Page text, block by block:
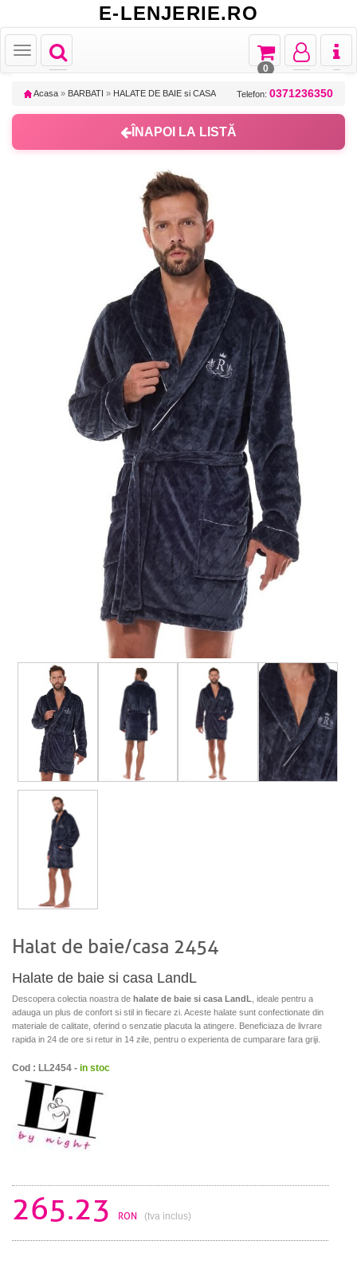
E-LENJERIE.RO
Toggle
navigation
Toggle
Toggle
navigation
Toggle
navigation
Toggle
navigation
0
Acasa » BARBATI » HALATE DE BAIE si CASA Telefon: 0371236350
ÎNAPOI LA LISTĂ
Halat de baie/casa 2454
Halate de baie si casa LandL
Descopera colectia noastra de halate de baie si casa LandL , ideale pentru a
adauga un plus de confort si stil in fiecare zi. Aceste halate sunt confectionate din
materiale de calitate, oferind o senzatie placuta la atingere. Beneficiaza de livrare
rapida in 24 de ore si retur in 14 zile, pentru o experienta de cumparare fara griji.
Cod : LL2454 - in stoc
265.23 RON (tva inclus)